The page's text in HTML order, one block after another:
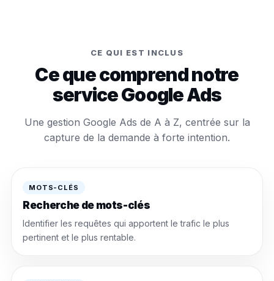
CE QUI EST INCLUS
Ce que comprend notre
service Google Ads
Une gestion Google Ads de A à Z, centrée sur la
capture de la demande à forte intention.
MOTS-CLÉS
Recherche de mots-clés
Identifier les requêtes qui apportent le trafic le plus
pertinent et le plus rentable.